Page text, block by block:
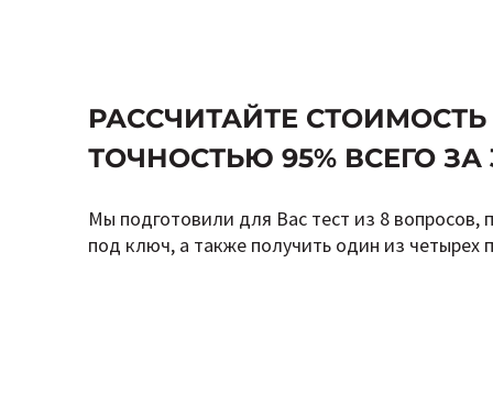
РАССЧИТАЙТЕ
ТОЧНОСТЬЮ 95% ВСЕГО ЗА
Мы подготовили для Вас тест из 8 вопросов,
под ключ, а также получить один из четырех